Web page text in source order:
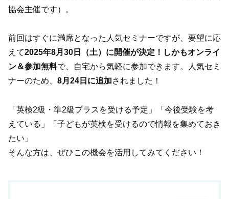
協会主催です）。
前回はすぐに満席となった人気セミナーですが、要望に応
えて2025年8月30日（土）に開催が決定！しかもオンライ
ン＆参加無料で、自宅から気軽に参加できます。人気セミ
ナーのため、 8月24日に追加されました！
「英検2級・準2級プラスを受ける予定」「今後受験を考
えている」「子どもが英検を受けるので情報を集めておき
たい」
そんな方は、ぜひこの機会を活用してみてください！